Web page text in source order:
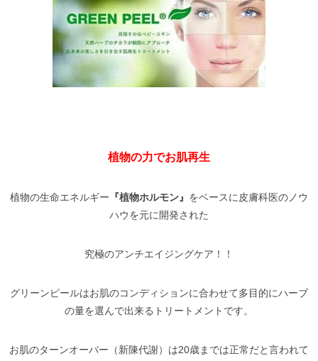
植物の力でお肌再生
植物の生命エネルギー 『植物ホルモン』 をベースに皮膚科医のノウ
ハウを元に開発された
究極のアンチエイジングケア！！
グリーンピールはお肌のコンディションに合わせて多目的にハーブ
の量を選んで出来るトリートメントです。
お肌のターンオーバー（新陳代謝）は20歳までは正常だと言われて